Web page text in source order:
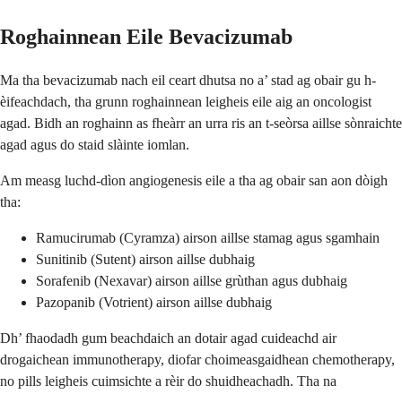
Roghainnean Eile Bevacizumab
Ma tha bevacizumab nach eil ceart dhutsa no a’ stad ag obair gu h-
èifeachdach, tha grunn roghainnean leigheis eile aig an oncologist
agad. Bidh an roghainn as fheàrr an urra ris an t-seòrsa aillse sònraichte
agad agus do staid slàinte iomlan.
Am measg luchd-dìon angiogenesis eile a tha ag obair san aon dòigh
tha:
Ramucirumab (Cyramza) airson aillse stamag agus sgamhain
Sunitinib (Sutent) airson aillse dubhaig
Sorafenib (Nexavar) airson aillse grùthan agus dubhaig
Pazopanib (Votrient) airson aillse dubhaig
Dh’ fhaodadh gum beachdaich an dotair agad cuideachd air
drogaichean immunotherapy, diofar choimeasgaidhean chemotherapy,
no pills leigheis cuimsichte a rèir do shuidheachadh. Tha na